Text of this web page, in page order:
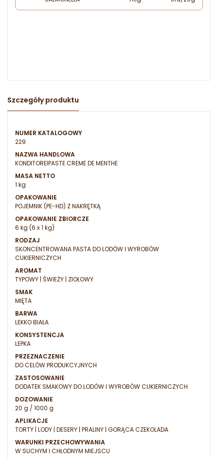
Szczegóły produktu
NUMER KATALOGOWY
229
NAZWA HANDLOWA
KONDITOREIPASTE CREME DE MENTHE
MASA NETTO
1 kg
OPAKOWANIE
POJEMNIK (PE-HD) Z NAKRĘTKĄ
OPAKOWANIE ZBIORCZE
6 kg (6 x 1 kg)
RODZAJ
SKONCENTROWANA PASTA DO LODÓW I WYROBÓW
CUKIERNICZYCH
AROMAT
TYPOWY | ŚWIEŻY | ZIOŁOWY
SMAK
MIĘTA
BARWA
LEKKO BIAŁA
KONSYSTENCJA
LEPKA
PRZEZNACZENIE
DO CELÓW PRODUKCYJNYCH
ZASTOSOWANIE
DODATEK SMAKOWY DO LODÓW I WYROBÓW CUKIERNICZYCH
DOZOWANIE
20 g / 1000 g
APLIKACJE
TORTY | LODY | DESERY | PRALINY | GORĄCA CZEKOLADA
WARUNKI PRZECHOWYWANIA
W SUCHYM I CHŁODNYM MIEJSCU